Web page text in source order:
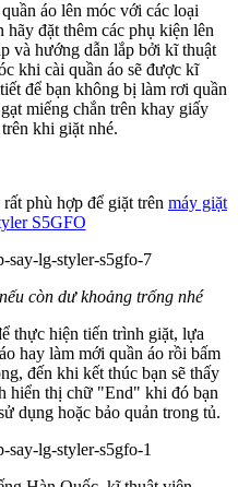
áo lên móc với các loại
hãy đặt thêm các phụ kiện lên
và hướng dẫn lắp bởi kĩ thuật
khi cài quần áo sẽ được kĩ
để bạn không bị làm rơi quần
miếng chắn trên khay giấy
khi giặt nhé.
phù hợp để giặt trên máy giặt
S5GFO
còn dư khoảng trống nhé
thực hiện tiến trình giặt, lựa
hay làm mới quần áo rồi bấm
đến khi kết thúc bạn sẽ thấy
hiển thị chữ "End" khi đó bạn
dụng hoặc bảo quản trong tủ.